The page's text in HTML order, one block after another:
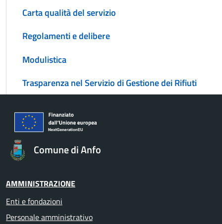
Carta qualità del servizio
Regolamenti e delibere
Modulistica
Trasparenza nel Servizio di Gestione dei Rifiuti
Comune di Anfo
AMMINISTRAZIONE
Enti e fondazioni
Personale amministrativo